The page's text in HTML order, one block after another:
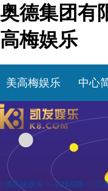
奥德集团有
高梅娱乐
美高梅娱乐 中心
> 美高梅娱乐 >> 在线招聘 >> 正